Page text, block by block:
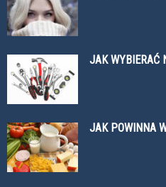
JAK WYBIERAĆ
JAK POWINNA